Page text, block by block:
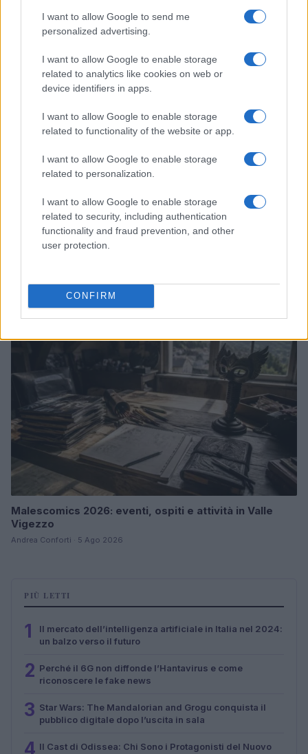
I want to allow Google to send me
personalized advertising.
I want to allow Google to enable storage
related to analytics like cookies on web or
device identifiers in apps.
I want to allow Google to enable storage
related to functionality of the website or app.
I want to allow Google to enable storage
related to personalization.
I want to allow Google to enable storage
related to security, including authentication
functionality and fraud prevention, and other
user protection.
CONFIRM
Pieve Comics 2026: tutto ciò che devi sapere
sull’evento nerd di Perugia
Andrea Conforti · 6 Ago 2026
Andrea Conforti · 6 Ago 2026
NERD NEWS
Malescomics 2026: eventi, ospiti e attività in Valle
Vigezzo
Andrea Conforti · 5 Ago 2026
PIÙ LETTI
1
Il mercato dell’intelligenza artificiale in Italia nel 2024:
un balzo verso il futuro
2 Perché il 6G non diffonde l’Hantavirus e come
riconoscere le fake news
3 Star Wars: The Mandalorian and Grogu conquista il
pubblico digitale dopo l’uscita in sala
4 Il Cast di Odissea: Chi Sono i Protagonisti del Nuovo